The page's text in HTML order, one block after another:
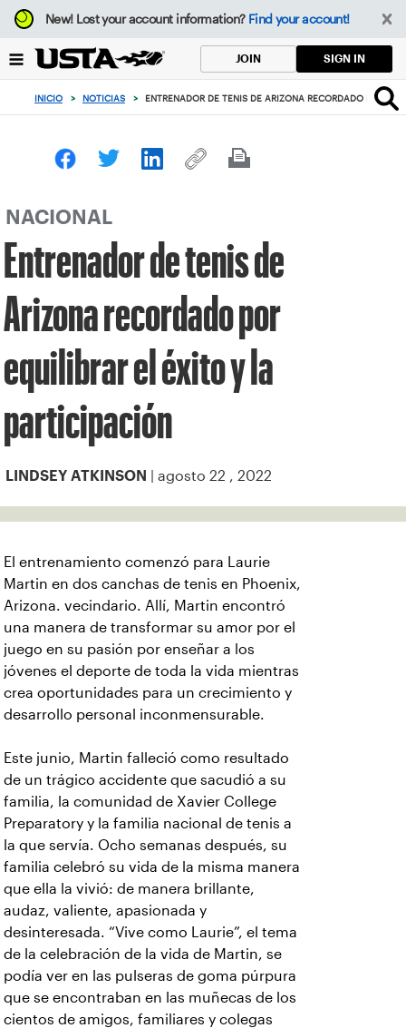
Enfoque
desde
botón
volver
principio
New!Lost your account information? Find your account!
JOIN SIGN IN
INICIO > NOTICIAS > ENTRENADOR DE TENIS DE ARIZONA RECORDADO POR
NACIONAL
Entrenador de tenis de
Arizona recordado por
equilibrar el éxito y la
participación
LINDSEY ATKINSON | agosto 22 , 2022
El entrenamiento comenzó para Laurie
Martin en dos canchas de tenis en Phoenix,
Arizona. vecindario. Allí, Martin encontró
una manera de transformar su amor por el
juego en su pasión por enseñar a los
jóvenes el deporte de toda la vida mientras
crea oportunidades para un crecimiento y
desarrollo personal inconmensurable.
Este junio, Martin falleció como resultado
de un trágico accidente que sacudió a su
familia, la comunidad de Xavier College
Preparatory y la familia nacional de tenis a
la que servía. Ocho semanas después, su
familia celebró su vida de la misma manera
que ella la vivió: de manera brillante,
audaz, valiente, apasionada y
desinteresada. “Vive como Laurie”, el tema
de la celebración de la vida de Martin, se
podía ver en las pulseras de goma púrpura
que se encontraban en las muñecas de los
cientos de amigos, familiares y colegas